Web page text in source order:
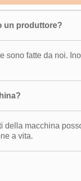
un produttore?
sono fatte da noi.
della macchina
a vita.